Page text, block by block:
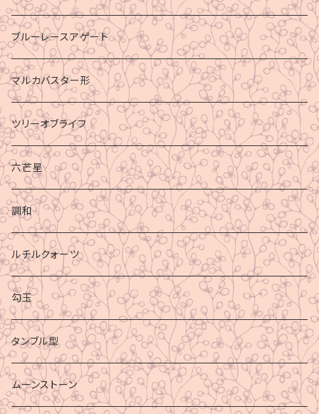
ブルーレースアゲート
マルカバスター形
ツリーオブライフ
六芒星
調和
ルチルクォーツ
勾玉
タンブル型
ムーンストーン